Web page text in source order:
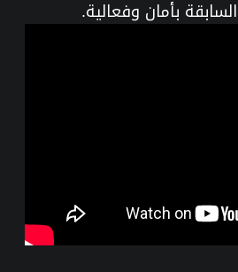
بأمان وفعالية.